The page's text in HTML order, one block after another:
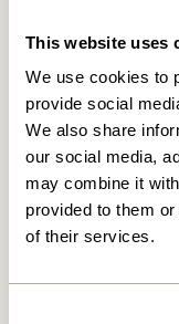
This website uses
We use cookies to
provide social
We also share
our social media,
may combine it
provided to them
of their services.